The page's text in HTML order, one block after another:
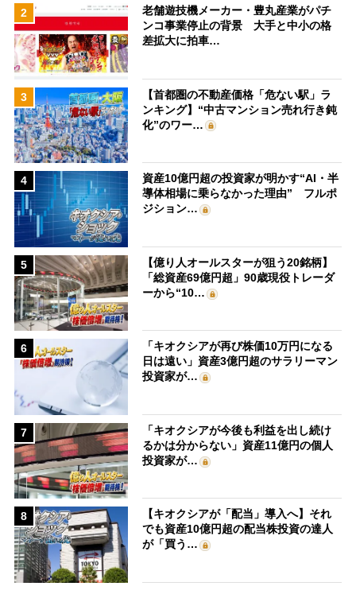
2
老舗遊技機メーカー・豊丸産業がパチ
ンコ事業停止の背景 大手と中小の格
差拡大に拍車…
3
【首都圏の不動産価格「危ない駅」ラ
ンキング】“中古マンション売れ行き鈍
化”のワー…
4
資産10億円超の投資家が明かす“AI・半
導体相場に乗らなかった理由” フルポ
ジション…
5
【億り人オールスターが狙う20銘柄】
「総資産69億円超」90歳現役トレーダ
ーから“10…
6
「キオクシアが再び株価10万円になる
日は遠い」資産3億円超のサラリーマン
投資家が…
7
「キオクシアが今後も利益を出し続け
るかは分からない」資産11億円の個人
投資家が…
8
【キオクシアが「配当」導入へ】それ
でも資産10億円超の配当株投資の達人
が「買う…